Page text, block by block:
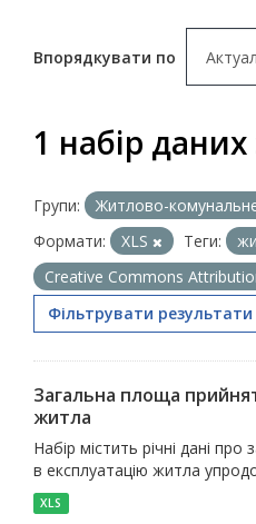
Впорядкувати по
1 набір
Групи:
Житлово-
Формати:
XLS Теги:
Creative Commons
Фільтрувати результати
Загальна площа
житла
Набір містить річні дані
в експлуатацію житла
XLS